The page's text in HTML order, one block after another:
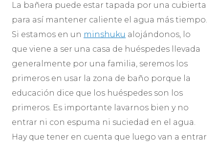
La bañera puede estar tapada por una cubierta
para así mantener caliente el agua más tiempo.
Si estamos en un minshuku alojándonos, lo
que viene a ser una casa de huéspedes llevada
generalmente por una familia, seremos los
primeros en usar la zona de baño porque la
educación dice que los huéspedes son los
primeros. Es importante lavarnos bien y no
entrar ni con espuma ni suciedad en el agua.
Hay que tener en cuenta que luego van a entrar